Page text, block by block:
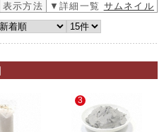
表示方法 ▼詳細一覧 サムネイル
3